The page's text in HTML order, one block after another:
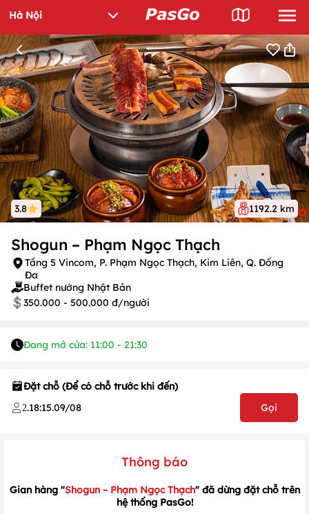
3.8 1192.2 km
Shogun – Phạm Ngọc Thạch
Tầng 5 Vincom, P. Phạm Ngọc Thạch, Kim Liên, Q. Đống
Đa
Buffet nướng Nhật Bản
350.000 - 500.000 đ/người
Đang mở cửa: 11:00 - 21:30
Đặt chỗ (Để có chỗ trước khi đến)
2.18:15.09/08 Gọi
Thông báo
Gian hàng "Shogun – Phạm Ngọc Thạch" đã dừng đặt chỗ trên
hệ thống PasGo!